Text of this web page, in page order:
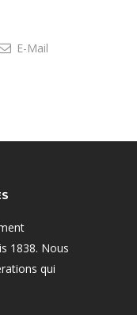
E-Mail
1838. Nous
qui